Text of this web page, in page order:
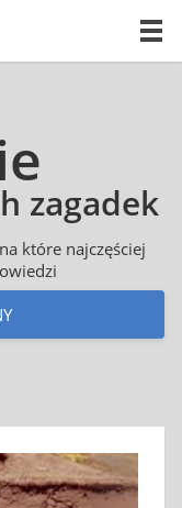
zagadek
które najczęściej